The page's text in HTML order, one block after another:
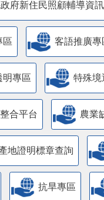
區 客語推廣專
明專區 特殊境
合平台 農業
地證明標章查詢
抗旱專區